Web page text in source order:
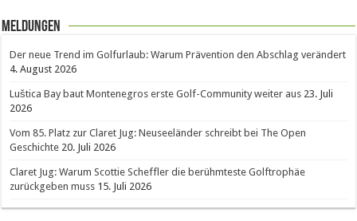
Meldungen
Der neue Trend im Golfurlaub: Warum Prävention den Abschlag verändert
4. August 2026
Luštica Bay baut Montenegros erste Golf-Community weiter aus 23. Juli
2026
Vom 85. Platz zur Claret Jug: Neuseeländer schreibt bei The Open
Geschichte 20. Juli 2026
Claret Jug: Warum Scottie Scheffler die berühmteste Golftrophäe
zurückgeben muss 15. Juli 2026